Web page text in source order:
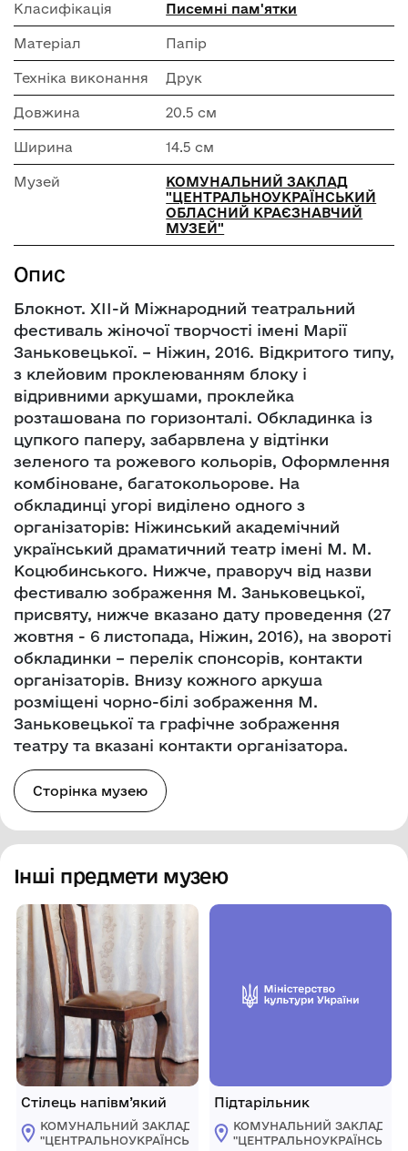
Класифікація Писемні пам'ятки
Матеріал Папір
Техніка виконання Друк
Довжина 20.5 см
Ширина 14.5 см
Музей
КОМУНАЛЬНИЙ ЗАКЛАД
"ЦЕНТРАЛЬНОУКРАЇНСЬКИЙ
ОБЛАСНИЙ КРАЄЗНАВЧИЙ
МУЗЕЙ"
Опис
Блокнот. ХІІ-й Міжнародний театральний
фестиваль жіночої творчості імені Марії
Заньковецької. – Ніжин, 2016. Відкритого типу,
з клейовим проклеюванням блоку і
відривними аркушами, проклейка
розташована по горизонталі. Обкладинка із
цупкого паперу, забарвлена у відтінки
зеленого та рожевого кольорів, Оформлення
комбіноване, багатокольорове. На
обкладинці угорі виділено одного з
організаторів: Ніжинський академічний
український драматичний театр імені М. М.
Коцюбинського. Нижче, праворуч від назви
фестивалю зображення М. Заньковецької,
присвяту, нижче вказано дату проведення (27
жовтня - 6 листопада, Ніжин, 2016), на звороті
обкладинки – перелік спонсорів, контакти
організаторів. Внизу кожного аркуша
розміщені чорно-білі зображення М.
Заньковецької та графічне зображення
театру та вказані контакти організатора.
Сторінка музею
Інші предмети музею
Стілець напівм’який
КОМУНАЛЬНИЙ ЗАКЛАД
"ЦЕНТРАЛЬНОУКРАЇНСЬКИЙ
Підтарільник
КОМУНАЛЬНИЙ ЗАКЛАД
"ЦЕНТРАЛЬНОУКРАЇНСЬКИЙ